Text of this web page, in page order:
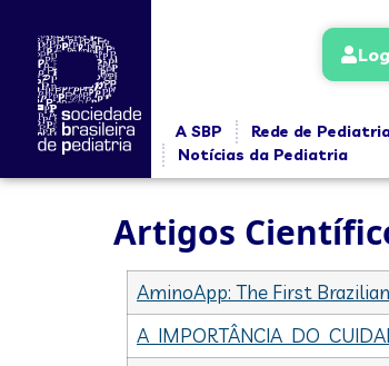
A SBP Rede de
Notícias da Pediatria
Artigos
AminoApp: The First
A IMPORTÂNCIA DO